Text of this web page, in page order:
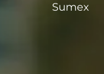
Sumex